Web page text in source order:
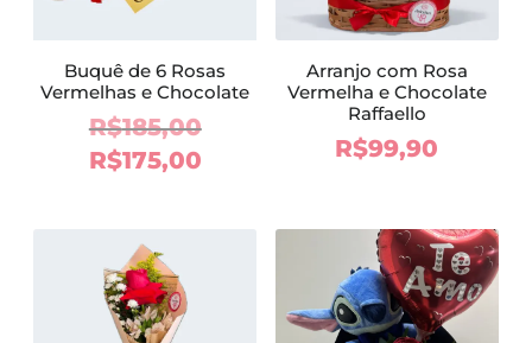
Buquê de 6 Rosas
Vermelhas e Chocolate
R$185,00O
preço
R$175,00O
Arranjo com Rosa
Vermelha e Chocolate
Raffaello
R$99,90